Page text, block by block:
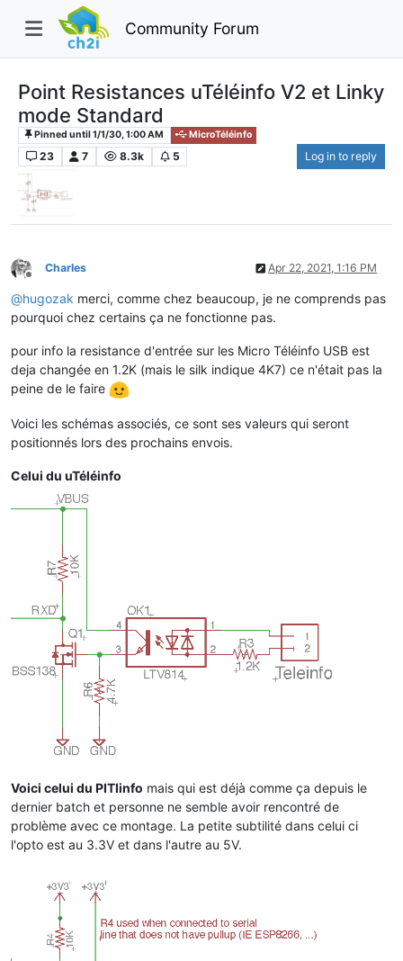
Community Forum
Point Resistances uTéléinfo V2 et Linky
mode Standard
Pinned until 1/1/30, 1:00 AM MicroTéléinfo
23 7 8.3k 5 Log in to reply
Offline
Charles Apr 22, 2021, 1:16 PM
@hugozak merci, comme chez beaucoup, je ne comprends pas
pourquoi chez certains ça ne fonctionne pas.
pour info la resistance d'entrée sur les Micro Téléinfo USB est
deja changée en 1.2K (mais le silk indique 4K7) ce n'était pas la
peine de le faire
Voici les schémas associés, ce sont ses valeurs qui seront
positionnés lors des prochains envois.
Celui du uTéléinfo
Voici celui du PITIinfo mais qui est déjà comme ça depuis le
dernier batch et personne ne semble avoir rencontré de
problème avec ce montage. La petite subtilité dans celui ci
l'opto est au 3.3V et dans l'autre au 5V.